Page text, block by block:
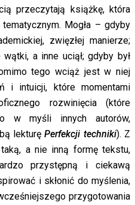
przeczytają książkę, która
Mogła – gdyby
zwięzłej manierze;
a inne uciął; gdyby był
tego wciąż jest w niej
i intuicji, które momentami
rozwinięcia (które
w myśli innych autorów,
lekturęPerfekcji techniki). Z
a nie inną formę tekstu,
przystępną i ciekawą
i skłonić do myślenia,
przygotowania